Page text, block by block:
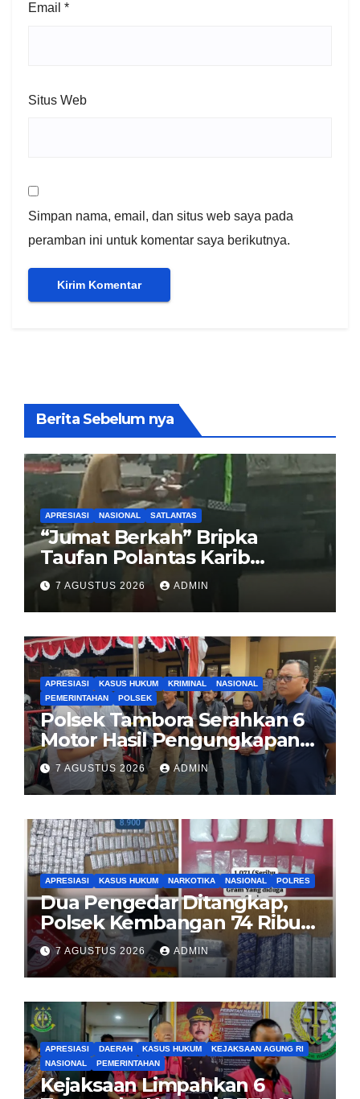
Email *
Situs Web
Simpan nama, email, dan situs web saya pada
peramban ini untuk komentar saya berikutnya.
Berita Sebelum nya
APRESIASI NASIONAL SATLANTAS
“Jumat Berkah” Bripka
Taufan Polantas Karib
Bagikan Nasi Kotak untuk
Sopir Truk yang Mogok di KM
00 Pondok Aren
7 AGUSTUS 2026 ADMIN
APRESIASI KASUS HUKUM KRIMINAL
NASIONAL
PEMERINTAHAN
POLSEK
Polsek Tambora Serahkan 6
Motor Hasil Pengungkapan
Kasus Curanmor Kepada
Pemilik Yang sah
7 AGUSTUS 2026 ADMIN
APRESIASI KASUS HUKUM NARKOTIKA NASIONAL POLRES
Dua Pengedar Ditangkap,
Polsek Kembangan 74 Ribu
Obat Keras, Sabu Hingga
Puluhan Vape Etomidate
Diamankan
7 AGUSTUS 2026 ADMIN
APRESIASI DAERAH KASUS HUKUM
KEJAKSAAN AGUNG RI
NASIONAL
PEMERINTAHAN
Kejaksaan Limpahkan 6